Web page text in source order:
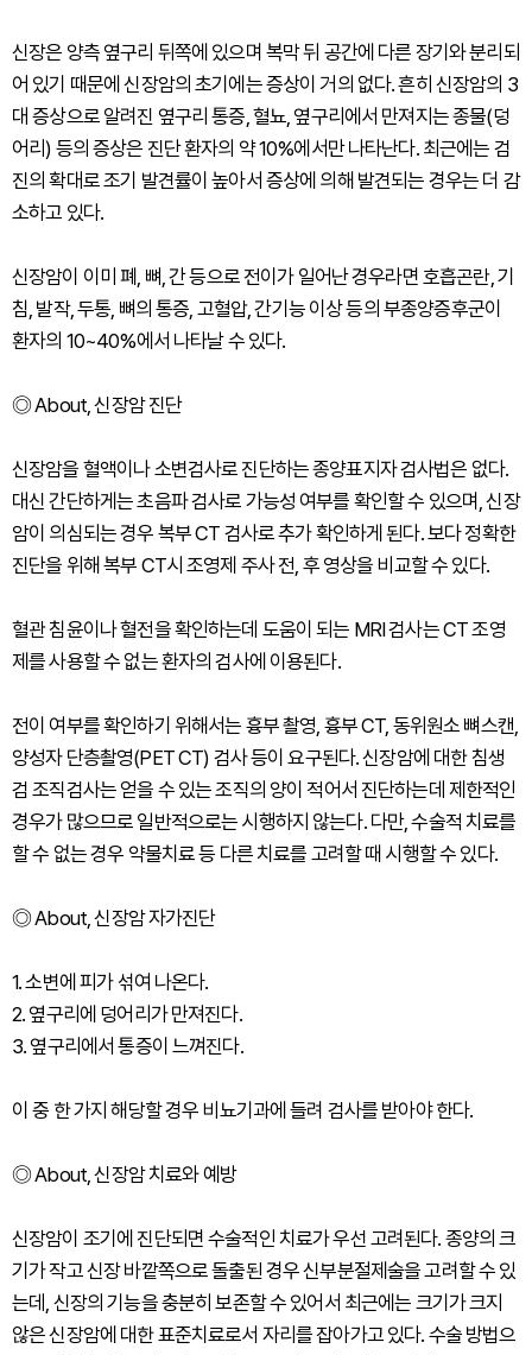
신장은 양측 옆구리 뒤쪽에 있으며 복막 뒤 공간에 다른 장기와 분리되
어 있기 때문에 신장암의 초기에는 증상이 거의 없다. 흔히 신장암의 3
대 증상으로 알려진 옆구리 통증, 혈뇨, 옆구리에서 만져지는 종물(덩
어리) 등의 증상은 진단 환자의 약 10%에서만 나타난다. 최근에는 검
진의 확대로 조기 발견률이 높아서 증상에 의해 발견되는 경우는 더 감
소하고 있다.
신장암이 이미 폐, 뼈, 간 등으로 전이가 일어난 경우라면 호흡곤란, 기
침, 발작, 두통, 뼈의 통증, 고혈압, 간기능 이상 등의 부종양증후군이
환자의 10~40%에서 나타날 수 있다.
◎ About, 신장암 진단
신장암을 혈액이나 소변검사로 진단하는 종양표지자 검사법은 없다.
대신 간단하게는 초음파 검사로 가능성 여부를 확인할 수 있으며, 신장
암이 의심되는 경우 복부 CT 검사로 추가 확인하게 된다. 보다 정확한
진단을 위해 복부 CT시 조영제 주사 전, 후 영상을 비교할 수 있다.
혈관 침윤이나 혈전을 확인하는데 도움이 되는 MRI 검사는 CT 조영
제를 사용할 수 없는 환자의 검사에 이용된다.
전이 여부를 확인하기 위해서는 흉부 촬영, 흉부 CT, 동위원소 뼈스캔,
양성자 단층촬영(PET CT) 검사 등이 요구된다. 신장암에 대한 침생
검 조직검사는 얻을 수 있는 조직의 양이 적어서 진단하는데 제한적인
경우가 많으므로 일반적으로는 시행하지 않는다. 다만, 수술적 치료를
할 수 없는 경우 약물치료 등 다른 치료를 고려할 때 시행할 수 있다.
◎ About, 신장암 자가진단
1. 소변에 피가 섞여 나온다.
2. 옆구리에 덩어리가 만져진다.
3. 옆구리에서 통증이 느껴진다.
이 중 한 가지 해당할 경우 비뇨기과에 들려 검사를 받아야 한다.
◎ About, 신장암 치료와 예방
신장암이 조기에 진단되면 수술적인 치료가 우선 고려된다. 종양의 크
기가 작고 신장 바깥쪽으로 돌출된 경우 신부분절제술을 고려할 수 있
는데, 신장의 기능을 충분히 보존할 수 있어서 최근에는 크기가 크지
않은 신장암에 대한 표준치료로서 자리를 잡아가고 있다. 수술 방법으